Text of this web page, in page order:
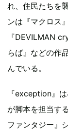
れ、住民たちを
ンは『マクロス
『DEVILMAN
らば』などの作
んでいる。
『exception』
が脚本を担当す
ファンタジー』